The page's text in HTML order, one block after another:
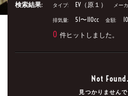
検索結果: タイプ: EV（原１） メー
排気量: 51〜110cc 金額:
0 件ヒットしました。
Not
見つかりませんで